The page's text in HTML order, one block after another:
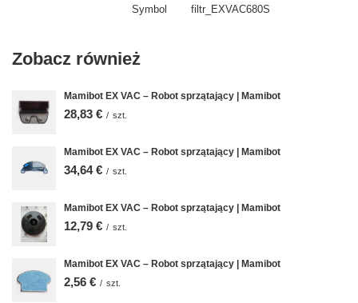
Symbol filtr_EXVAC680S
Zobacz również
Mamibot EX VAC – Robot sprzątający | Mamibot
28,83 € / szt.
Mamibot EX VAC – Robot sprzątający | Mamibot
34,64 € / szt.
Mamibot EX VAC – Robot sprzątający | Mamibot
12,79 € / szt.
Mamibot EX VAC – Robot sprzątający | Mamibot
2,56 € / szt.